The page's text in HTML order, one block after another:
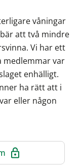
våningar
att två mindre
Vi har ett
medlemmar var
enhälligt.
ha rätt att i
eller någon